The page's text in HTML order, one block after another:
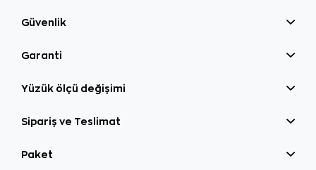
Güvenlik
Garanti
Yüzük ölçü değişimi
Sipariş ve Teslimat
Paket